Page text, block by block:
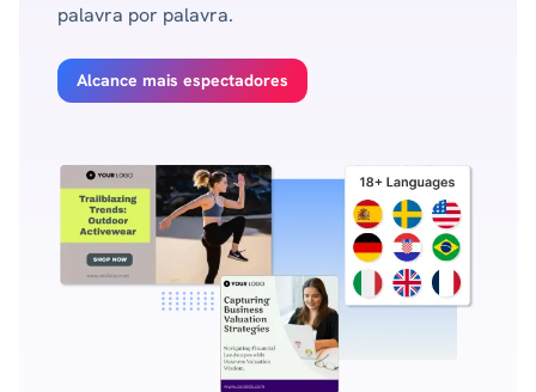
palavra por palavra.
Alcance mais espectadores